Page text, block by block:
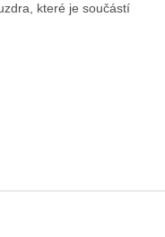
které je součástí